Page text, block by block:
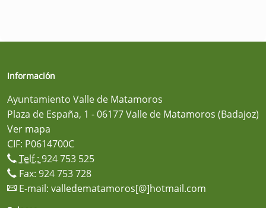
Información
Ayuntamiento Valle de Matamoros
Plaza de España, 1 - 06177 Valle de Matamoros (Badajoz)
Ver mapa
CIF: P0614700C
Telf.: 924 753 525
Fax: 924 753 728
E-mail: valledematamoros[@]hotmail.com